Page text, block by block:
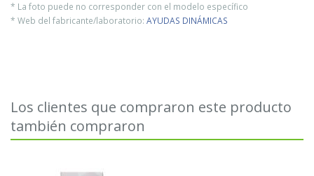
* La foto puede no corresponder con el modelo específico
* Web del fabricante/laboratorio: AYUDAS DINÁMICAS
Los clientes que compraron este producto
también compraron